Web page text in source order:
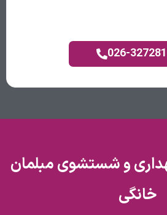
026-
و شستشوی مبلمان
خانگی